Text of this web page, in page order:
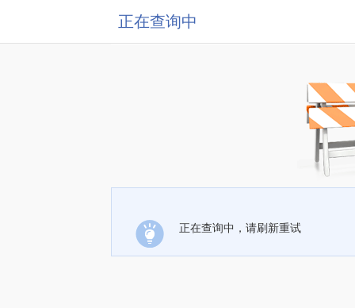
正在查询中
正在查询中，请刷新重试